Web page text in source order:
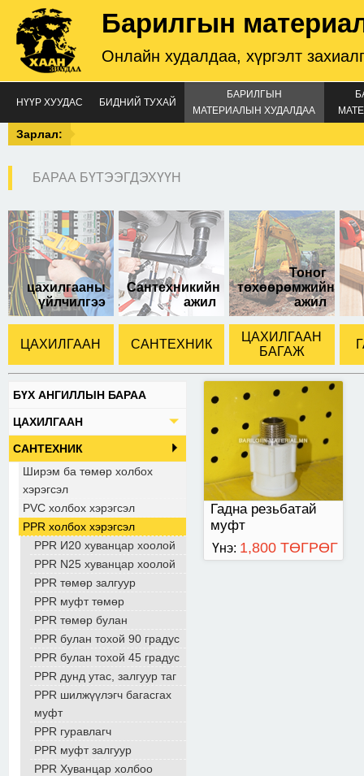
Барилгын
Онлайн худалдаа, хүргэлт
НҮҮР ХУУДАС БИДНИЙ ТУХАЙ
БАРИЛГЫН
МАТЕРИАЛЫН ХУДАЛДАА
Зарлал:
БАРАА БҮТЭЭГДЭХҮҮН
цахилгааны
үйлчилгээ
Сантехникийн
ажил
Тоног
төхөөрөмжийн
ажил
ЦАХИЛГААН САНТЕХНИК
ЦАХИЛГААН
БАГАЖ
БҮХ АНГИЛЛЫН БАРАА
ЦАХИЛГААН
САНТЕХНИК
Ширэм ба төмөр холбох
хэрэгсэл
PVC холбох хэрэгсэл
PPR холбох хэрэгсэл
PPR И20 хуванцар хоолой
PPR N25 хуванцар хоолой
PPR төмөр залгуур
PPR муфт төмөр
PPR төмөр булан
PPR булан тохой 90 градус
PPR булан тохой 45 градус
PPR дунд утас, залгуур таг
PPR шилжүүлэгч багасгах
муфт
PPR гуравлагч
PPR муфт залгуур
PPR Хуванцар холбоо
Гадна резьбатай
муфт
25-15
Үнэ: 1,800 ТӨГРӨГ